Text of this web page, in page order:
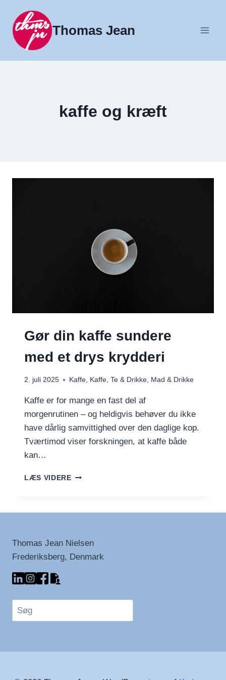
indhold
Thomas Jean
kaffe og kræft
Gør din kaffe sundere
med et drys krydderi
2. juli 2025 Kaffe, Kaffe, Te & Drikke, Mad & Drikke
Kaffe er for mange en fast del af
morgenrutinen – og heldigvis behøver du ikke
have dårlig samvittighed over den daglige kop.
Tværtimod viser forskningen, at kaffe både
kan…
LÆS VIDEREGØR
DRYS
Thomas Jean Nielsen
Frederiksberg, Denmark
Søg